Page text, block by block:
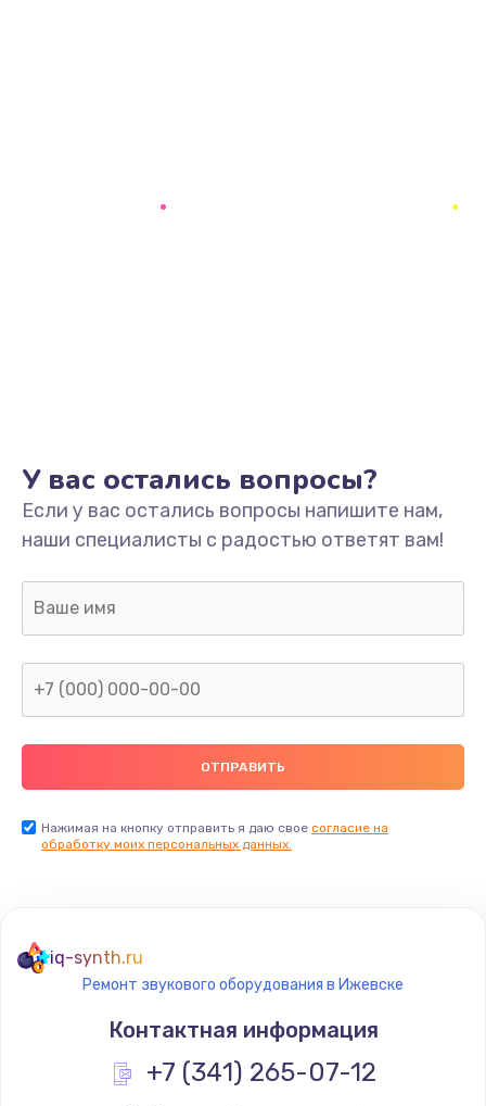
У вас остались вопросы?
Если у вас остались вопросы напишите нам,
наши специалисты с радостью ответят вам!
Нажимая на кнопку отправить я даю свое согласие на
обработку моих персональных данных.
iq-synth.ru
Ремонт звукового оборудования в Ижевске
Контактная информация
+7 (341) 265-07-12